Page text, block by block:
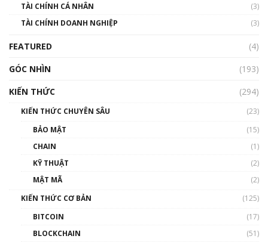
TÀI CHÍNH CÁ NHÂN
(3)
TÀI CHÍNH DOANH NGHIỆP
(3)
FEATURED
(4)
GÓC NHÌN
(193)
KIẾN THỨC
(294)
KIẾN THỨC CHUYÊN SÂU
(23)
BẢO MẬT
(15)
CHAIN
(1)
KỸ THUẬT
(2)
MẬT MÃ
(2)
KIẾN THỨC CƠ BẢN
(125)
BITCOIN
(17)
BLOCKCHAIN
(51)